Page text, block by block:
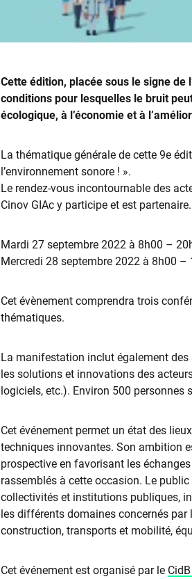
Cette édition, placée sous le signe de
conditions pour lesquelles le bruit
écologique, à l’économie et à
La thématique générale de cette 9e
l’environnement sonore ! ».
Le rendez-vous incontournable des
Cinov GIAc y participe et est
Mardi 27 septembre 2022 à 8h00 –
Mercredi 28 septembre 2022 à 8h00 –
Cet évènement comprendra trois
thématiques.
La manifestation inclut également
les solutions et innovations des
logiciels, etc.). Environ 500 personnes
Cet événement permet un état des
techniques innovantes. Son ambition
prospective en favorisant les
rassemblés à cette occasion. Le
collectivités et institutions publiques,
les différents domaines concernés
construction, transports et mobilité,
Cet événement est organisé par le